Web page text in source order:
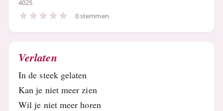
4025
0 stemmen
Verlaten
In de steek gelaten
Kan je niet meer zien
Wil je niet meer horen